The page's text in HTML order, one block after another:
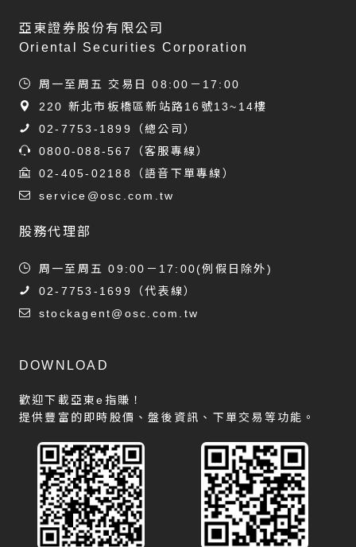
亞東證券股份有限公司
Oriental Securities Corporation
周一至周五 交易日 08:00－17:00
220 新北市板橋區新站路16號13~14樓
02-7753-1899
（總公司）
0800-088-567
（客服專線）
02-405-02188
（語音下單專線）
service@osc.com.tw
股務代理部
周一至周五 09:00－17:00(例假日除外)
02-7753-1699
（代表線）
stockagent@osc.com.tw
DOWNLOAD
歡迎下載亞東e指賺！
提供豐富的即時股價、盤後資訊、下單交易等功能。